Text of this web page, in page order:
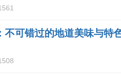
不可错过的地道美味与特